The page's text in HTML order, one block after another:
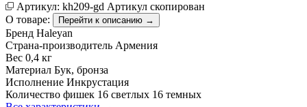
Артикул: kh209-gd Артикул скопирован
О товаре:
Перейти к описанию →
Бренд Haleyan
Страна-производитель Армения
Вес 0,4 кг
Материал Бук, бронза
Исполнение Инкрустация
Количество фишек 16 светлых 16 темных